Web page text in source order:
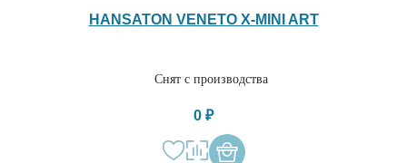
HANSATON VENETO X-MINI ART
Снят с производства
0 ₽